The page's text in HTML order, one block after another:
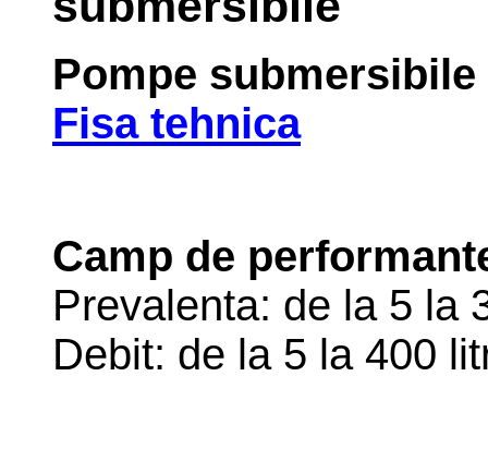
Pompe submersibile
Fisa tehnica
Camp de
Prevalenta: de la 5 la
Debit: de la 5 la 400